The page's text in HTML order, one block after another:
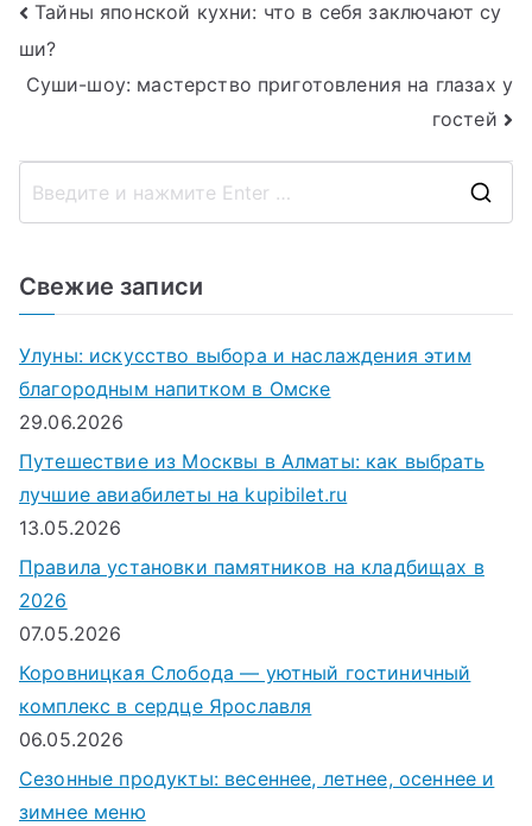
Навигация
по
Тайны японской кухни: что в себя заключают су
ши?
Суши-шоу: мастерство приготовления на глазах у
гостей
Свежие записи
Улуны: искусство выбора и наслаждения этим
благородным напитком в Омске
29.06.2026
Путешествие из Москвы в Алматы: как выбрать
лучшие авиабилеты на kupibilet.ru
13.05.2026
Правила установки памятников на кладбищах в
2026
07.05.2026
Коровницкая Слобода — уютный гостиничный
комплекс в сердце Ярославля
06.05.2026
Сезонные продукты: весеннее, летнее, осеннее и
зимнее меню